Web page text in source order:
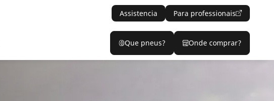
Assistencia Para professionais
Que pneus? Onde comprar?